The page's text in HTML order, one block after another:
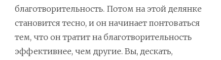
благотворительность. Потом на этой делянке
становится тесно, и он начинает понтоваться
тем, что он тратит на благотворительность
эффективнее, чем другие. Вы, дескать,